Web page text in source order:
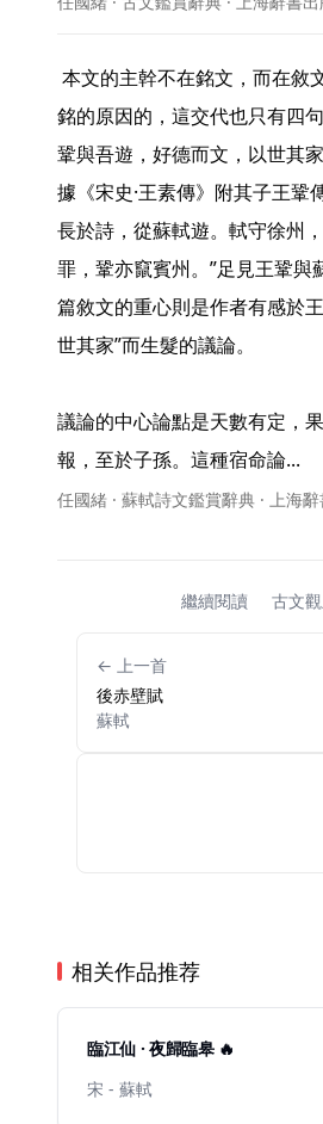
銘的原因的，這交代也只有四
鞏與吾遊，好德而文，以世其
據《宋史·王素傳》附其子王鞏
長於詩，從蘇軾遊。軾守徐州
罪，鞏亦竄賓州。”足見王鞏與
篇敘文的重心則是作者有感於
世其家”而生髮的議論。
議論的中心論點是天數有定，
報，至於子孫。這種宿命論...
任國緒 · 蘇軾詩文鑑賞辭典 · 上海
繼續閱讀 古文
← 上一首
後赤壁賦
蘇軾
相关作品推荐
臨江仙 · 夜歸臨皋 🔥
宋 - 蘇軾